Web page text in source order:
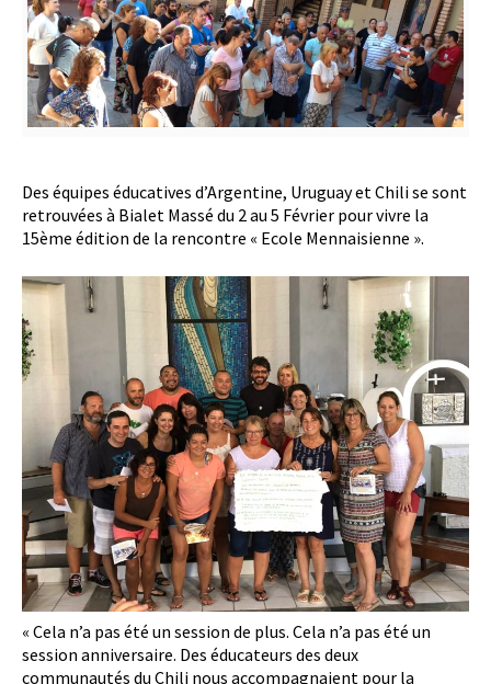
Des équipes éducatives d’Argentine, Uruguay et Chili se sont
retrouvées à Bialet Massé du 2 au 5 Février pour vivre la
15ème édition de la rencontre « Ecole Mennaisienne ».
« Cela n’a pas été un session de plus. Cela n’a pas été un
session anniversaire. Des éducateurs des deux
communautés du Chili nous accompagnaient pour la